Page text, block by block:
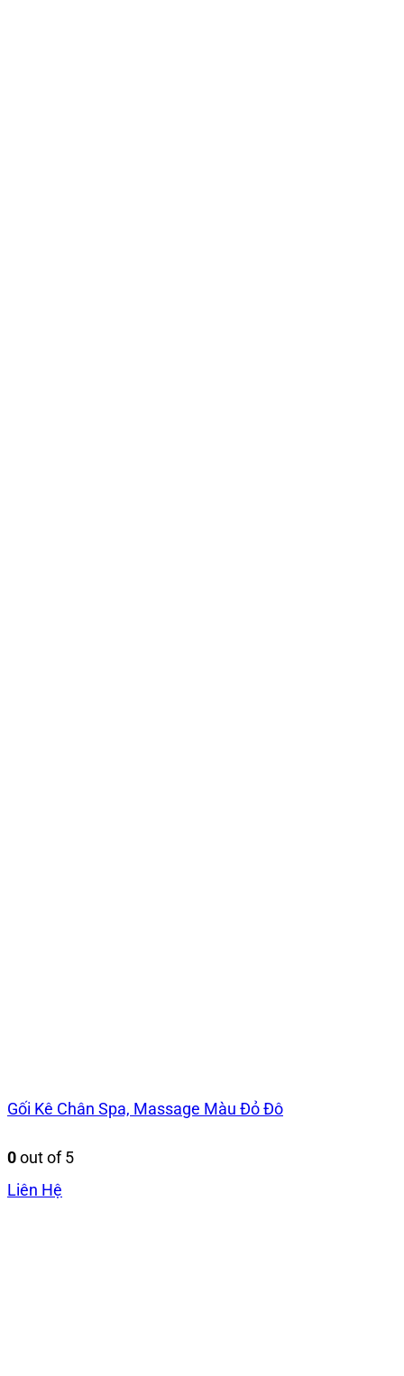
Gối Kê Chân Spa, Massage Màu Đỏ Đô
0out of 5
Liên Hệ